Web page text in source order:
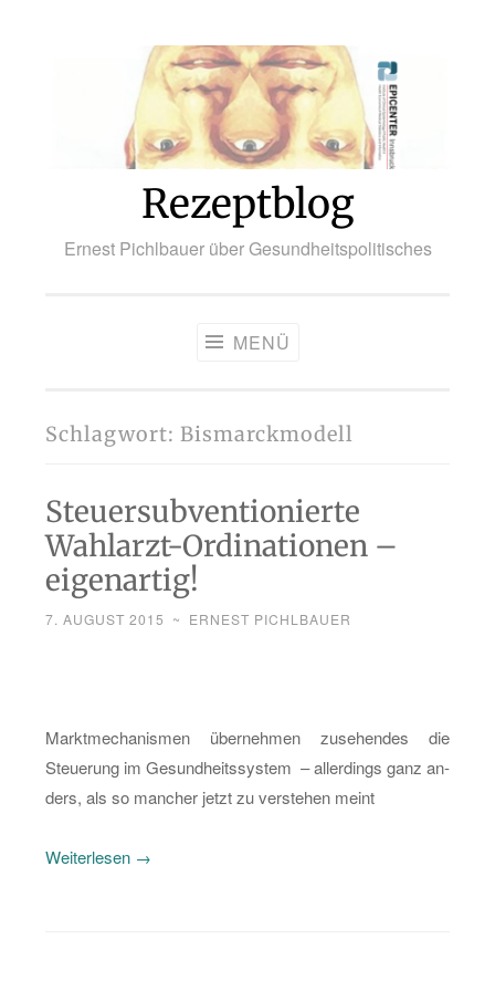
Rezeptblog
Ernest Pichlbauer über Gesundheitspolitisches
MENÜ
Schlagwort: Bismarckmodell
Steuersubventionierte
Wahlarzt-Ordinationen –
eigenartig!
7. AUGUST 2015 ~ ERNEST PICHLBAUER
Markt­me­cha­nis­men über­neh­men zu­se­hen­des die
Steue­rung im Ge­sund­heits­sys­tem – al­ler­dings ganz an­
ders, als so man­cher jetzt zu ver­ste­hen meint
Wei­ter­le­sen „Steu­
→